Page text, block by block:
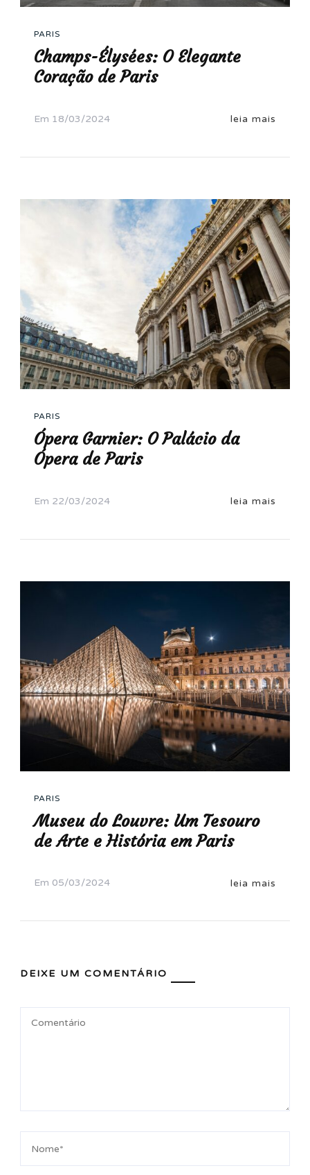
PARIS
Champs-Élysées: O Elegante
Coração de Paris
Em 18/03/2024 leia mais
PARIS
Ópera Garnier: O Palácio da
Ópera de Paris
Em 22/03/2024 leia mais
PARIS
Museu do Louvre: Um Tesouro
de Arte e História em Paris
Em 05/03/2024 leia mais
DEIXE UM COMENTÁRIO